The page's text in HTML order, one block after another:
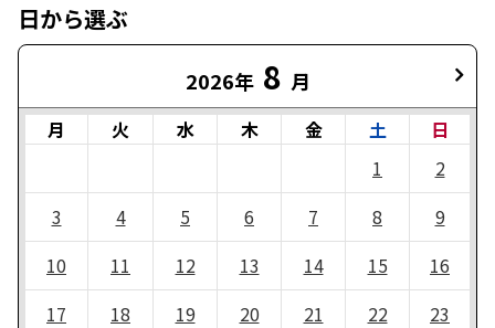
日から選ぶ
2026年 8 月
月 火 水 木 金 土
日
1
2
3
4 5 6 7 8
9
10
11 12 13 14 15
16
17
18 19 20 21 22
23